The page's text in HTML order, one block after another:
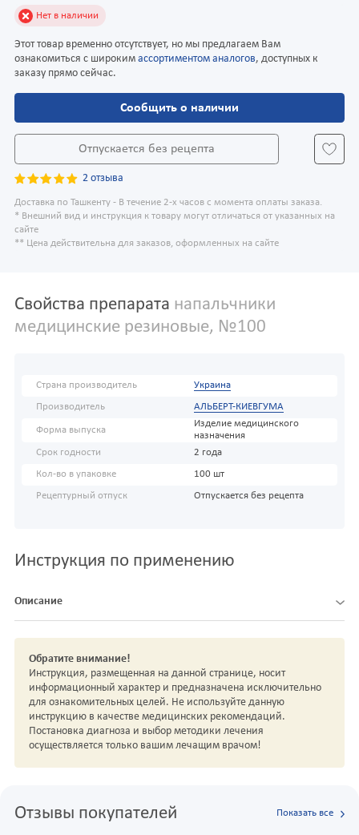
Нет в наличии
Этот товар временно отсутствует, но мы предлагаем Вам
ознакомиться с широким ассортиментом аналогов, доступных к
заказу прямо сейчас.
Сообщить о наличии
Отпускается без рецепта
2 отзыва
Доставка по Ташкенту - В течение 2-х часов с момента оплаты заказа.
* Внешний вид и инструкция к товару могут отличаться от указанных на
сайте
** Цена действительна для заказов, оформленных на сайте
Свойства препарата напальчники
медицинские резиновые, №100
Страна производитель Украина
Производитель АЛЬБЕРТ-КИЕВГУМА
Форма выпуска
Изделие медицинского
назначения
Срок годности
2 года
Кол-во в упаковке 100 шт
Рецептурный отпуск Отпускается без рецепта
Инструкция по применению
Описание
Обратите внимание!
Инструкция, размещенная на данной странице, носит
информационный характер и предназначена исключительно
для ознакомительных целей. Не используйте данную
инструкцию в качестве медицинских рекомендаций.
Постановка диагноза и выбор методики лечения
осуществляется только вашим лечащим врачом!
Отзывы покупателей Показать все